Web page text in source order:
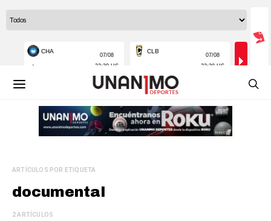
ARTÍCULOS POR ETIQUETA
documental
2 ARTÍCULOS